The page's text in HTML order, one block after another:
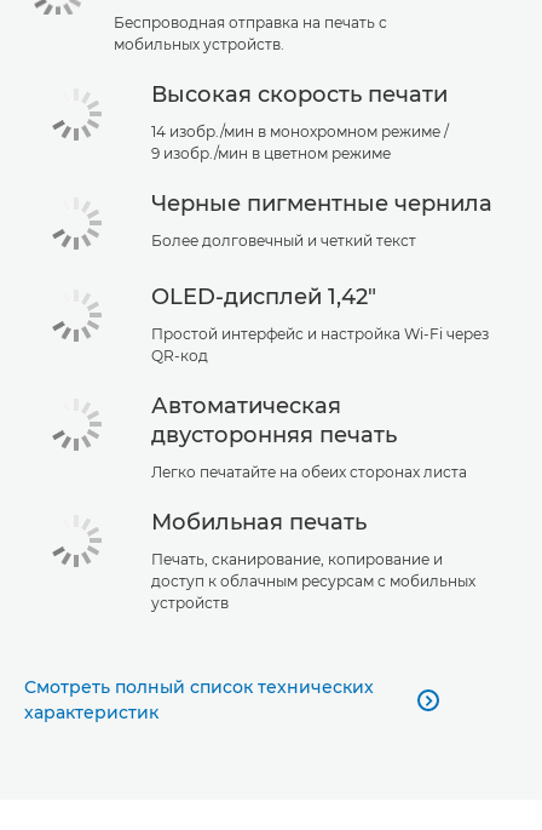
Беспроводная отправка на печать с
мобильных устройств.
Высокая скорость печати
14 изобр./мин в монохромном режиме /
9 изобр./мин в цветном режиме
Черные пигментные чернила
Более долговечный и четкий текст
OLED-дисплей 1,42"
Простой интерфейс и настройка Wi-Fi через
QR-код
Автоматическая
двусторонняя печать
Легко печатайте на обеих сторонах листа
Мобильная печать
Печать, сканирование, копирование и
доступ к облачным ресурсам с мобильных
устройств
Смотреть полный список технических
характеристик
